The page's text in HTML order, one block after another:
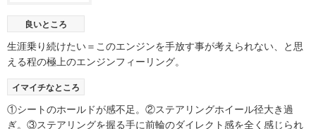
良いところ
生涯乗り続けたい＝このエンジンを手放す事が考えられない、と思
える程の極上のエンジンフィーリング。
イマイチなところ
①シートのホールドが感不足。②ステアリングホイール径大き過
ぎ。③ステアリングを握る手に前輪のダイレクト感を全く感じられ